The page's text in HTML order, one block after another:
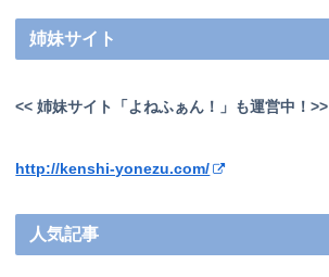
姉妹サイト
<< 姉妹サイト「よねふぁん！」も運営中！>>
http://kenshi-yonezu.com/
人気記事